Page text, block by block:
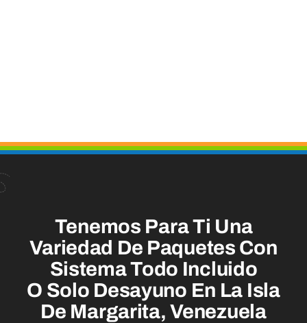
Tenemos Para Ti Una
Variedad De Paquetes Con
Sistema Todo Incluido
O Solo Desayuno En La Isla
De Margarita, Venezuela